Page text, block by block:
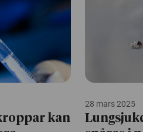
kan
28 mars 2025